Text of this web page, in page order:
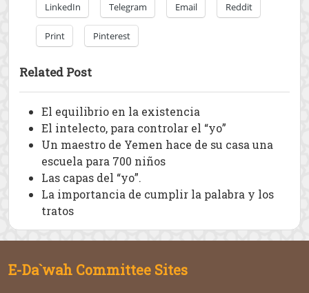
LinkedIn Telegram Email Reddit
Print Pinterest
Related Post
El equilibrio en la existencia
El intelecto, para controlar el “yo”
Un maestro de Yemen hace de su casa una
escuela para 700 niños
Las capas del “yo”.
La importancia de cumplir la palabra y los
tratos
E-Da`wah Committee Sites